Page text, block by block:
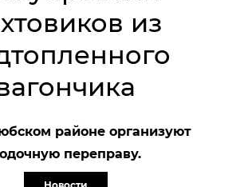
из
районе организуют
переправу.